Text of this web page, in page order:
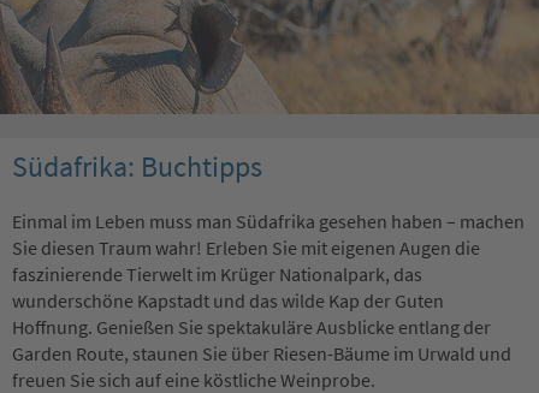
Südafrika: Buchtipps
Einmal im Leben muss man Südafrika gesehen haben – machen
Sie diesen Traum wahr! Erleben Sie mit eigenen Augen die
faszinierende Tierwelt im Krüger Nationalpark, das
wunderschöne Kapstadt und das wilde Kap der Guten
Hoffnung. Genießen Sie spektakuläre Ausblicke entlang der
Garden Route, staunen Sie über Riesen-Bäume im Urwald und
freuen Sie sich auf eine köstliche Weinprobe.